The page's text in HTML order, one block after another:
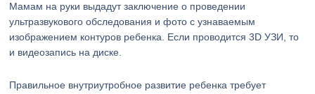
Мамам на руки выдадут заключение о проведении
ультразвукового обследования и фото с узнаваемым
изображением контуров ребенка. Если проводится 3D УЗИ, то
и видеозапись на диске.
Правильное внутриутробное развитие ребенка требует